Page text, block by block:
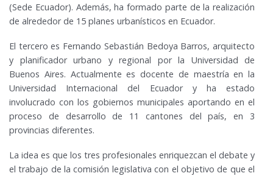
(Sede Ecuador). Además, ha formado parte de la realización
de alrededor de 15 planes urbanísticos en Ecuador.
El tercero es Fernando Sebastián Bedoya Barros, arquitecto
y planificador urbano y regional por la Universidad de
Buenos Aires. Actualmente es docente de maestría en la
Universidad Internacional del Ecuador y ha estado
involucrado con los gobiernos municipales aportando en el
proceso de desarrollo de 11 cantones del país, en 3
provincias diferentes.
La idea es que los tres profesionales enriquezcan el debate y
el trabajo de la comisión legislativa con el objetivo de que el